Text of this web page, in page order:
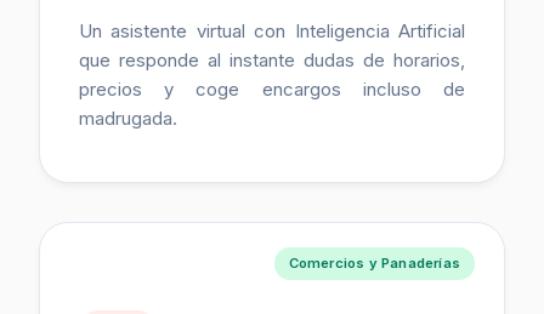
Un asistente virtual con Inteligencia Artificial
que responde al instante dudas de horarios,
precios y coge encargos incluso de
madrugada.
Comercios y Panaderías